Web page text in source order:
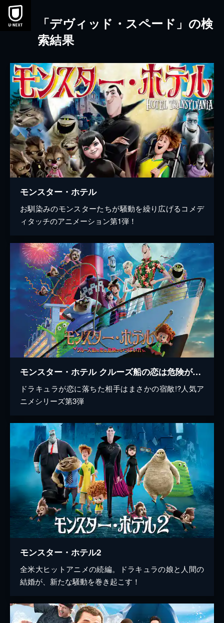
本文へスキップ
「デヴィッド・スペード」の検
索結果
モンスター・ホテル
お馴染みのモンスターたちが騒動を繰り広げるコメデ
ィタッチのアニメーション第1弾！
モンスター・ホテル クルーズ船の恋は危険がいっぱい？！
ドラキュラが恋に落ちた相手はまさかの宿敵!?人気ア
ニメシリーズ第3弾
モンスター・ホテル2
全米大ヒットアニメの続編。ドラキュラの娘と人間の
結婚が、新たな騒動を巻き起こす！